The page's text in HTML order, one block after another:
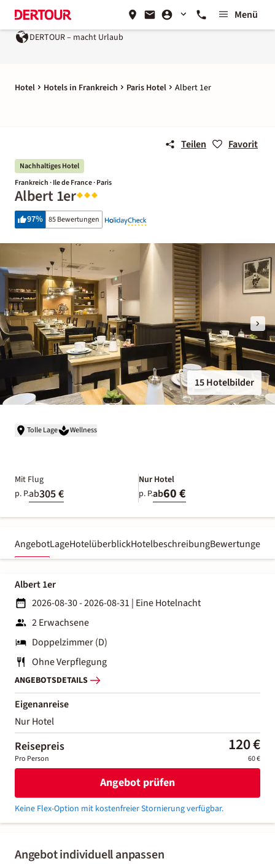
Menü
DERTOUR – macht Urlaub
Hotel Hotels in Frankreich Paris Hotel Albert 1er
Teilen Favorit
Nachhaltiges Hotel
Frankreich · Ile de France · Paris
Albert 1er
97% 85 Bewertungen
15 Hotelbilder
Tolle Lage Wellness
Mit Flug
p. P.ab305 €
Nur Hotel
p. P.ab60 €
AngebotLageHotelüberblickHotelbeschreibungBewertungen
Angebot individuell anpassen
Albert 1er
2026-08-30 - 2026-08-31 | Eine Hotelnacht
2 Erwachsene
Doppelzimmer (D)
Ohne Verpflegung
ANGEBOTSDETAILS
Eigenanreise
Nur Hotel
Reisepreis 120 €
Pro Person 60 €
Angebot prüfen
Keine Flex-Option mit kostenfreier Stornierung verfügbar.